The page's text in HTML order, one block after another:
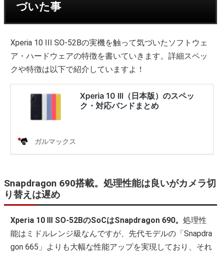
づいた事
Xperia 10 III SO-52Bの実機を触って気づいたソフトウェ
ア・ハードウェアの特徴を書いていきます。詳細スペッ
クや特徴は以下で紹介していますよ！
Snapdragon 690搭載。処理性能は良いがカメラ切
り替えは遅め
Xperia 10 III SO-52BのSoCはSnapdragon 690。処理性
能はミドルレンジ級なんですが、先代モデルの「Snapdra
gon 665」よりも大幅な性能アップを実現しており、それ